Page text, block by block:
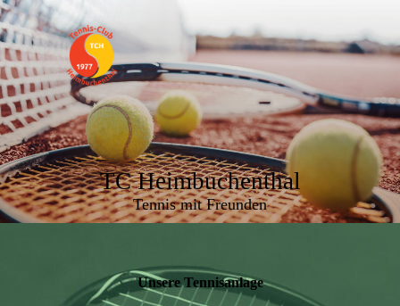
TC Heimbuchenthal
Tennis mit Freunden
Unsere Tennisanlage